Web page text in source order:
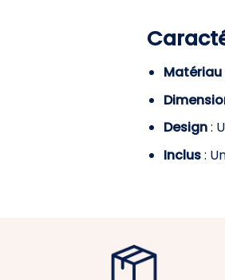
Matériau
Design:
Inclus: